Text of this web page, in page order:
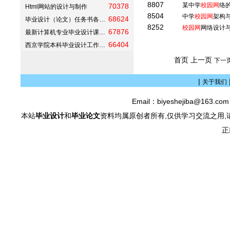
Html网站的设计与制作 70378
毕业设计（论文）任务书各… 68624
最新计算机专业毕业设计课… 67876
西京学院本科毕业设计工作… 66404
8807 某中学校园网络
8504 中学校园网架构
8252 校园网 网络设计
首页 上一页 下一
| 关于我们
Email：
本站毕业设计和毕业论文资料均属原创者所有,仅供学习交流之用